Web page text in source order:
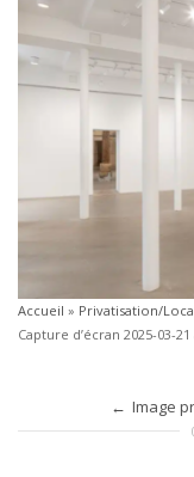
Accueil » Privatisation/
Capture d’écran 2025-03-21
Image